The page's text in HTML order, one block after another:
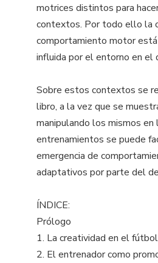
motrices distintos para
contextos. Por todo ello la
comportamiento motor
influida por el entorno en el
Sobre estos contextos se
libro, a la vez que se
manipulando los mismos en
entrenamientos se puede
emergencia de
adaptativos por parte del
ÍNDICE:
Prólogo
1. La creatividad en el
2. El entrenador como